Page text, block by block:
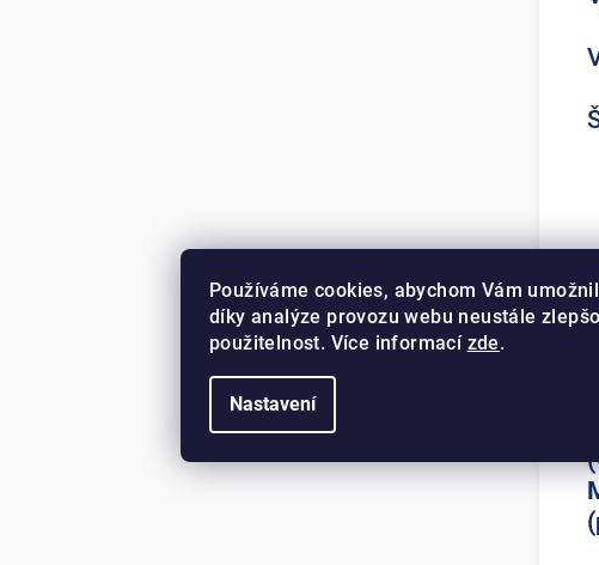
Používáme cookies, abychom Vám
díky analýze provozu webu neustále
použitelnost. Více informací zde.
Nastavení